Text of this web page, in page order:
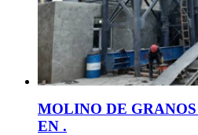
MOLINO DE
EN .